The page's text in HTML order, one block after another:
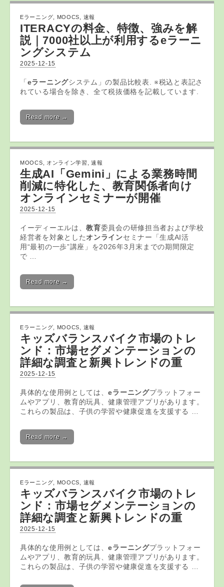
Eラーニング MOOCS 速報
ITERACYの料金、特徴、強みを解
説｜7000社以上が利用する eラーニ
ングシステム
2025-12-15
「 eラーニングシステム」の製品比較表. ※税込と表記さ
れている場合を除き、全て税抜価格を記載しています.
Read more →
MOOCS オンライン学習 ,速報
生成AI「Gemini」による業務時間
削減に特化した、 教育関係者向け
オンラインセミナーが開催
2025-12-15
イーディーエルは、教育委員会の研修担当者および学校
経営者を対象としたオンラインセミナー「生成AI活
用“最初の一歩”講座」を2026年3月末までの期間限定
で …
Read more →
Eラーニング MOOCS 速報
キッズバランスバイク市場のトレ
ンド：市場セグメンテーションの
詳細な調査と新興トレンドの重
2025-12-15
具体的な使用例としては、eラーニングプラットフォー
ムやアプリ、教育的玩具、健康管理アプリがあります。
これらの製品は、子供の学習や健康促進を支援する …
Read more →
Eラーニング MOOCS 速報
キッズバランスバイク市場のトレ
ンド：市場セグメンテーションの
詳細な調査と新興トレンドの重
2025-12-15
具体的な使用例としては、eラーニングプラットフォー
ムやアプリ、教育的玩具、健康管理アプリがあります。
これらの製品は、子供の学習や健康促進を支援する …